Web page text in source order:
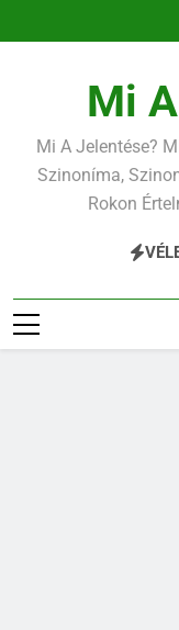
a
Mi
Mi A Jelentése?
Szinoníma,
Rokon